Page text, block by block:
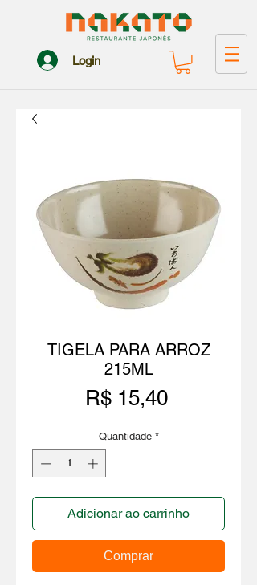
Login
TIGELA PARA ARROZ
215ML
R$ 15,40Preço
Quantidade *
Adicionar ao carrinho
Comprar